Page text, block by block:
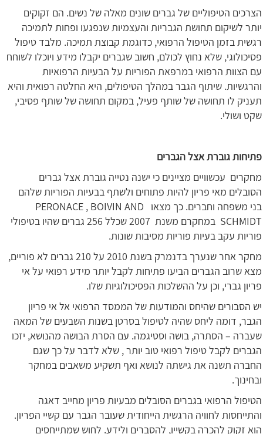
הצרכים הטיפוליים של גברים שונים מאלה של נשים. הם זקוקים
יותר לשיקום תחושת הגבריות והעצמיות שנפגעו ופחות לתמיכה
רגשית בזמן הטיפול הרפואי, כדוגמת קבוצת תמיכה. מלבד טיפול
פסיכולוגי, שלא נחוץ לכולם, חשוב שגברים יקבלו מידע ויוכלו לשוחח
עם הצוות הרפואי במרפאת הפוריות על הבעיות הרפואיות
והרגשיות. שיתוף הגבר במהלך הטיפולים, היא החלטה רפואית והיא
תעניק לו תחושה של שותף פעיל, במקום תחושה של שותף פסיבי,
שקט ושולי.
פתיחות גוברת אצל הגברים
מחקרים עכשוויים מציינים כי ישנה נטייה גוברת אצל גברים
הסובלים מאי פריון להיות פתוחים ולשתף בבעיות הפוריות שלהם
בני משפחה וחברים. כך מצאו PERONACE , BOIVIN AND
SCHMIDT במחקרם משנת 2007 שכלל 256 גברים שהיו בטיפולי
פוריות עקב בעיות פוריות מסיבות שונות.
מחקר אחר שנערך בדנמרק בשנת 2010 על 210 גברים לא פוריים,
מצא שרוב הגברים הביעו פתיחות לקבל יותר מידע רפואי על אי
פריון גברי, וכן על ההשלכות הפסיכולוגיות שלו.
יש הסבורים שהיחס והמודעות של הממסד הרפואי אל אי פריון
הגבר, דומה ליחס שהיה לטיפול בסרטן בשנות השבעים של המאה
שעברה – הסתרה, בושה וסטיגמה. עם הסרת הבושה מהנושא, יזכו
הגברים לקבל טיפול רפואי טוב יותר , שלא לדבר על כך שגם
החברה תשנה את גישתה לנושא ואף תשקיע משאבים במחקר
ובחינוך.
הטיפול הרפואי בגברים הסובלים מבעיות פריון מחייב דאגה
והתייחסות לחוויה הרגשית הייחודית שעובר הגבר עם קשיי הפריון.
הוא זקוק להכרה בקשייו, להסברים ולידע. לחוש שמתייחסים